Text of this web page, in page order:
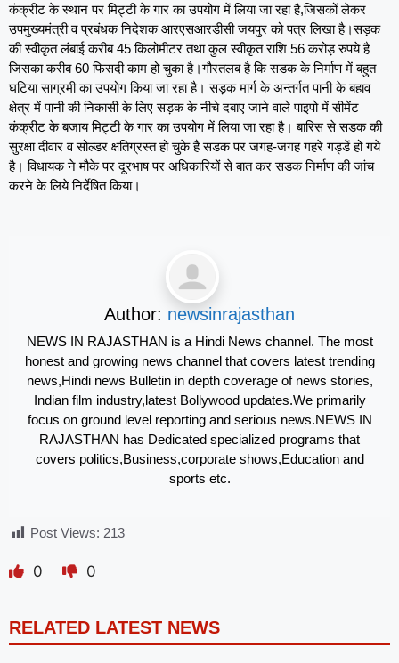
कंक्रीट के स्थान पर मिट्टी के गार का उपयोग में लिया जा रहा है,जिसकों लेकर
उपमुख्यमंत्री व प्रबंधक निदेशक आरएसआरडीसी जयपुर को पत्र लिखा है।सड़क
की स्वीकृत लंबाई करीब 45 किलोमीटर तथा कुल स्वीकृत राशि 56 करोड़ रुपये है
जिसका करीब 60 फिसदी काम हो चुका है।गौरतलब है कि सडक के निर्माण में बहुत
घटिया साग्रमी का उपयोग किया जा रहा है। सड़क मार्ग के अन्तर्गत पानी के बहाव
क्षेत्र में पानी की निकासी के लिए सड़क के नीचे दबाए जाने वाले पाइपो में सीमेंट
कंक्रीट के बजाय मिट्टी के गार का उपयोग में लिया जा रहा है। बारिस से सडक की
सुरक्षा दीवार व सोल्डर क्षतिग्रस्त हो चुके है सडक पर जगह-जगह गहरे गड्डें हो गये
है। विधायक ने मौके पर दूरभाष पर अधिकारियों से बात कर सडक निर्माण की जांच
करने के लिये निर्देषित किया।
Author: newsinrajasthan
NEWS IN RAJASTHAN is a Hindi News channel. The most
honest and growing news channel that covers latest trending
news,Hindi news Bulletin in depth coverage of news stories,
Indian film industry,latest Bollywood updates.We primarily
focus on ground level reporting and serious news.NEWS IN
RAJASTHAN has Dedicated specialized programs that
covers politics,Business,corporate shows,Education and
sports etc.
Post Views: 213
0 0
RELATED LATEST NEWS